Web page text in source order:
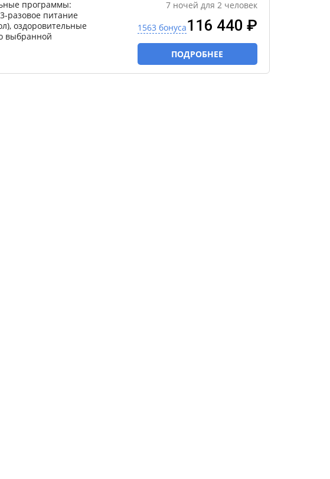
программы:
разовое питание
оздоровительные
выбранной
7 ночей для 2 человек
1563 бонуса116 440 ₽
ПОДРОБНЕЕ